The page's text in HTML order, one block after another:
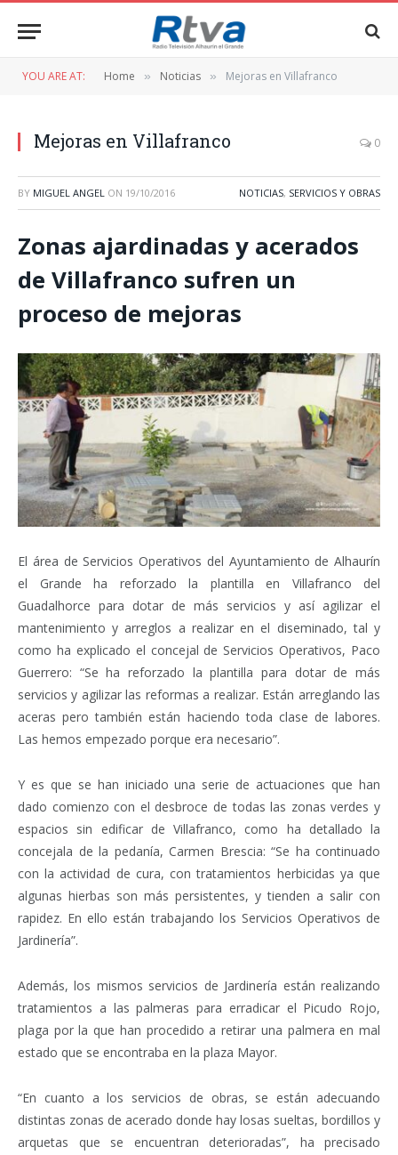
YOU ARE AT: Home » Noticias » Mejoras en Villafranco
Mejoras en Villafranco 0
BY MIGUEL ANGEL ON 19/10/2016 NOTICIAS, SERVICIOS Y OBRAS
Zonas ajardinadas y acerados
de Villafranco sufren un
proceso de mejoras
El área de Servicios Operativos del Ayuntamiento de Alhaurín
el Grande ha reforzado la plantilla en Villafranco del
Guadalhorce para dotar de más servicios y así agilizar el
mantenimiento y arreglos a realizar en el diseminado, tal y
como ha explicado el concejal de Servicios Operativos, Paco
Guerrero: “Se ha reforzado la plantilla para dotar de más
servicios y agilizar las reformas a realizar. Están arreglando las
aceras pero también están haciendo toda clase de labores.
Las hemos empezado porque era necesario”.
Y es que se han iniciado una serie de actuaciones que han
dado comienzo con el desbroce de todas las zonas verdes y
espacios sin edificar de Villafranco, como ha detallado la
concejala de la pedanía, Carmen Brescia: “Se ha continuado
con la actividad de cura, con tratamientos herbicidas ya que
algunas hierbas son más persistentes, y tienden a salir con
rapidez. En ello están trabajando los Servicios Operativos de
Jardinería”.
Además, los mismos servicios de Jardinería están realizando
tratamientos a las palmeras para erradicar el Picudo Rojo,
plaga por la que han procedido a retirar una palmera en mal
estado que se encontraba en la plaza Mayor.
“En cuanto a los servicios de obras, se están adecuando
distintas zonas de acerado donde hay losas sueltas, bordillos y
arquetas que se encuentran deterioradas”, ha precisado